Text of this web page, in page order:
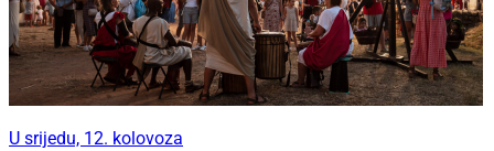
U srijedu, 12. kolovoza